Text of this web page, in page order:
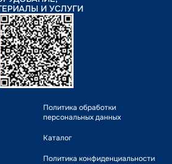
И УСЛУГИ
Политика обработки
персональных данных
Каталог
Политика конфиденциальности